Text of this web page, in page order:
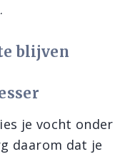
blijven
je vocht onder
daarom dat je